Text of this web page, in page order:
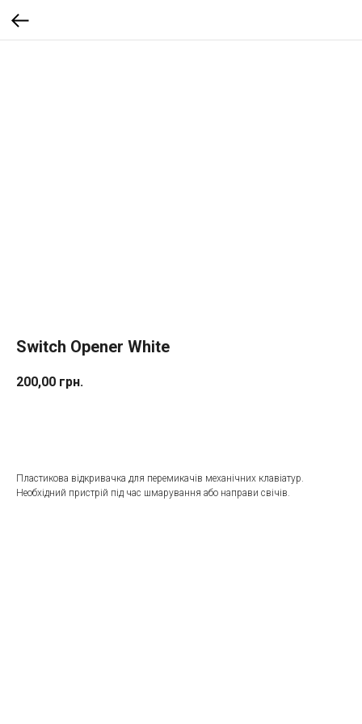
Switch Opener White
200,00 грн.
Пластикова відкривачка для перемикачів механічних клавіатур.
Необхідний пристрій під час шмарування або направи свічів.